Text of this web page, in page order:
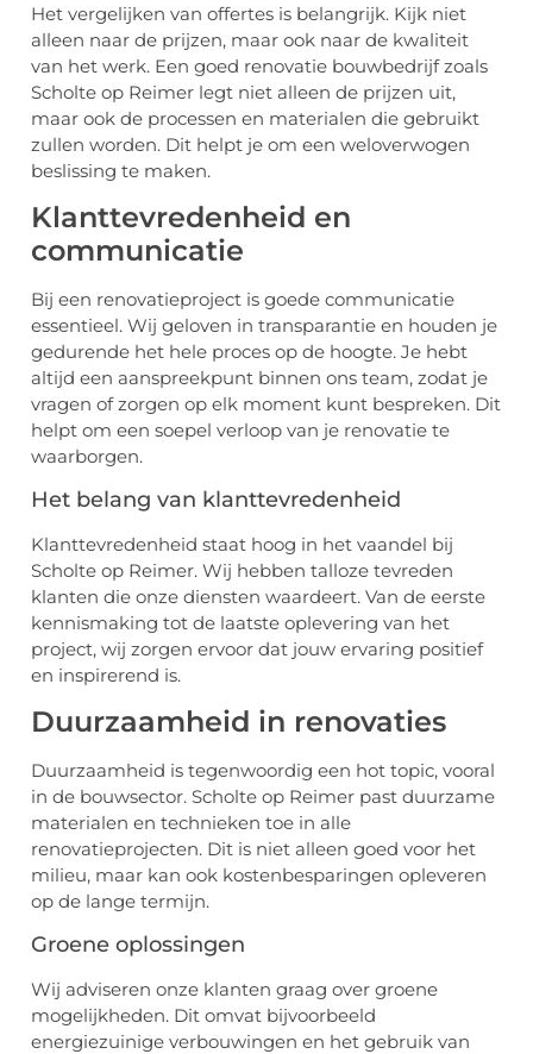
Het vergelijken van offertes is belangrijk. Kijk niet
alleen naar de prijzen, maar ook naar de kwaliteit
van het werk. Een goed renovatie bouwbedrijf zoals
Scholte op Reimer legt niet alleen de prijzen uit,
maar ook de processen en materialen die gebruikt
zullen worden. Dit helpt je om een weloverwogen
beslissing te maken.
Klanttevredenheid en
communicatie
Bij een renovatieproject is goede communicatie
essentieel. Wij geloven in transparantie en houden je
gedurende het hele proces op de hoogte. Je hebt
altijd een aanspreekpunt binnen ons team, zodat je
vragen of zorgen op elk moment kunt bespreken. Dit
helpt om een soepel verloop van je renovatie te
waarborgen.
Het belang van klanttevredenheid
Klanttevredenheid staat hoog in het vaandel bij
Scholte op Reimer. Wij hebben talloze tevreden
klanten die onze diensten waardeert. Van de eerste
kennismaking tot de laatste oplevering van het
project, wij zorgen ervoor dat jouw ervaring positief
en inspirerend is.
Duurzaamheid in renovaties
Duurzaamheid is tegenwoordig een hot topic, vooral
in de bouwsector. Scholte op Reimer past duurzame
materialen en technieken toe in alle
renovatieprojecten. Dit is niet alleen goed voor het
milieu, maar kan ook kostenbesparingen opleveren
op de lange termijn.
Groene oplossingen
Wij adviseren onze klanten graag over groene
mogelijkheden. Dit omvat bijvoorbeeld
energiezuinige verbouwingen en het gebruik van